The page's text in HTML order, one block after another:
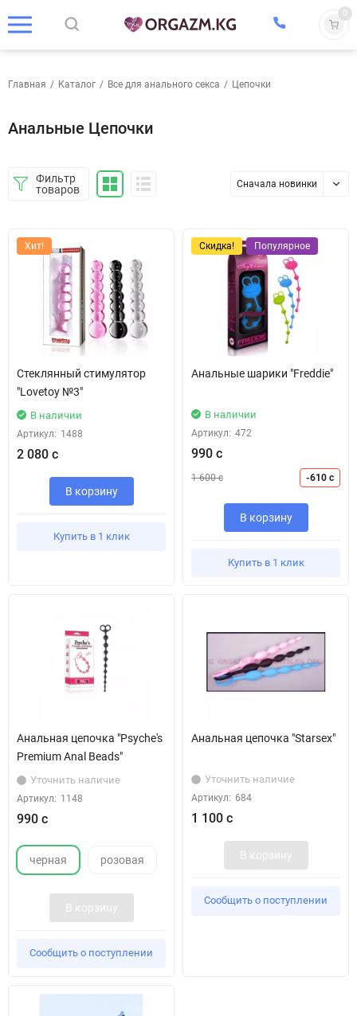
0
Главная / Каталог / Все для анального секса / Цепочки
Анальные Цепочки
Фильтр
товаров
Сначала новинки
Хит!
Стеклянный стимулятор
"Lovetoy №3"
В наличии
Артикул: 1488
2 080 с
В корзину
Купить в 1 клик
Скидка! Популярное
Анальные шарики "Freddie"
В наличии
Артикул: 472
990 с
1 600 с -610 с
В корзину
Купить в 1 клик
Анальная цепочка "Psyche's
Premium Anal Beads"
Уточнить наличие
Артикул: 1148
990 с
черная розовая
В корзину
Сообщить о поступлении
Анальная цепочка "Starsex"
Уточнить наличие
Артикул: 684
1 100 с
В корзину
Сообщить о поступлении